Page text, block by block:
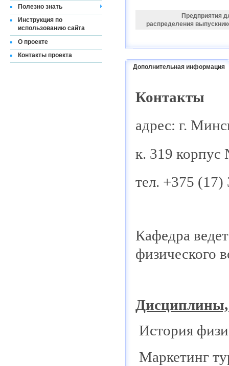
Полезно знать
Инструкция по
использованию сайта
О проекте
Контакты проекта
Предприятия
распределения
Дополнительная информация
Контакты
адрес: г.
к. 319
тел. +375 (17)
Кафедра
физического
Дисциплины,
История
Маркетинг